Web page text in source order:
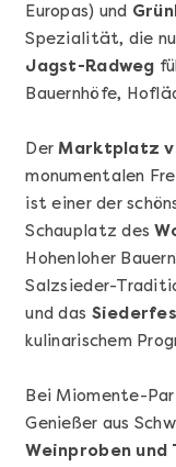
Europas) und
Spezialität, die
Jagst-Radweg
Bauernhöfe,
DerMarktplatz
monumentalen
ist einer der
Schauplatz des
Hohenloher
Salzsieder-
und das
kulinarischem
Bei Miomente-
Genießer aus
Weinproben und